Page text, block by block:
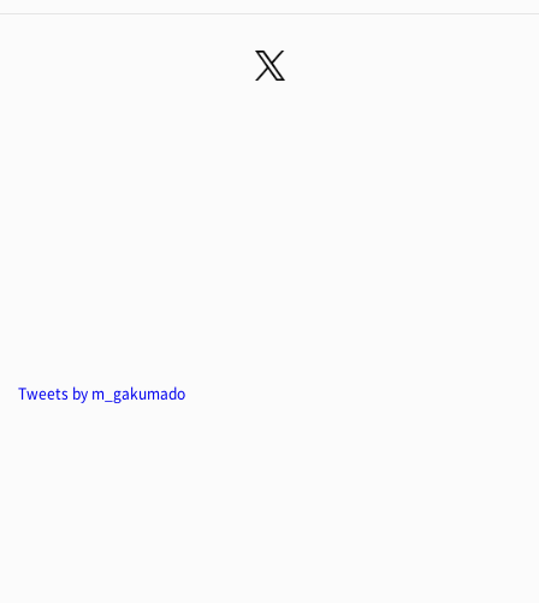
Tweets by m_gakumado